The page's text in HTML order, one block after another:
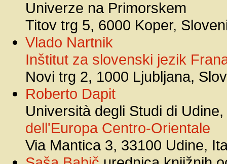
Univerze na Primorskem
Titov trg 5, 6000 Koper,
Vlado Nartnik
Inštitut za slovenski jezik
Novi trg 2, 1000 Ljubljana,
Roberto Dapit
Università degli Studi di Udine,
dell'Europa Centro-Orientale
Via Mantica 3, 33100 Udine,